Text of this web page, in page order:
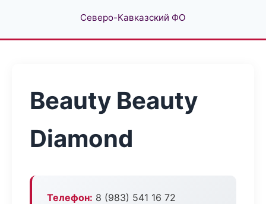
Северо-Кавказский ФО
Beauty Beauty
Diamond
Телефон: 8 (983) 541 16 72